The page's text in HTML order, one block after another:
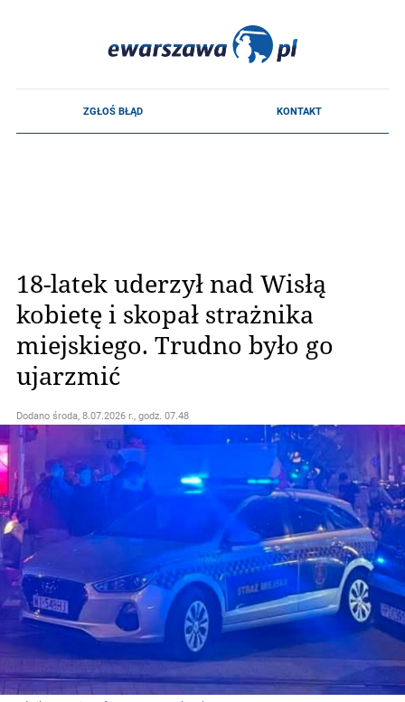
18-latek uderzył nad Wisłą
kobietę i skopał strażnika
miejskiego. Trudno było go
ujarzmić
Dodano środa, 8.07.2026 r., godz. 07.48